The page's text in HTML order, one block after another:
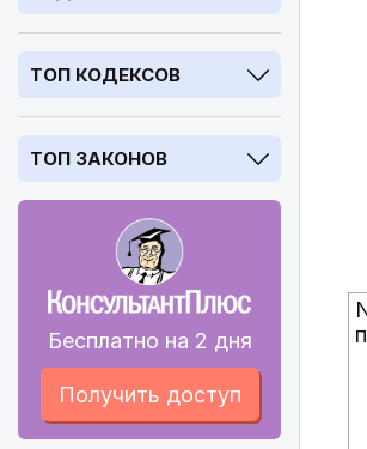
ТОП КОДЕКСОВ
ТОП ЗАКОНОВ
Бесплатно на 2 дня
Получить доступ